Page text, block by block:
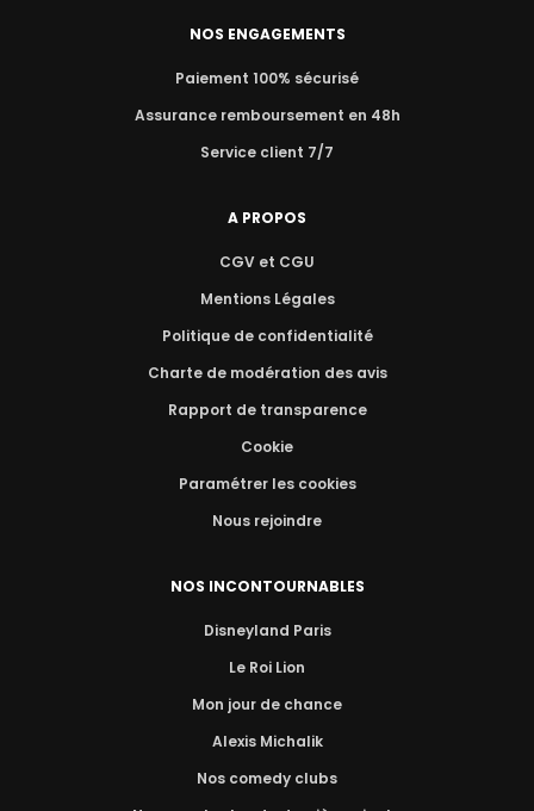
NOS ENGAGEMENTS
Paiement 100% sécurisé
Assurance remboursement en 48h
Service client 7/7
A PROPOS
CGV et CGU
Mentions Légales
Politique de confidentialité
Charte de modération des avis
Rapport de transparence
Cookie
Paramétrer les cookies
Nous rejoindre
NOS INCONTOURNABLES
Disneyland Paris
Le Roi Lion
Mon jour de chance
Alexis Michalik
Nos comedy clubs